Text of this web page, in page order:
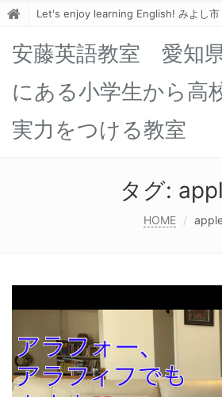
Let's enjoy learning English! みよし市
安藤英語教室 愛知
にある小学生から高
実力をつける教室
タグ:
HOME